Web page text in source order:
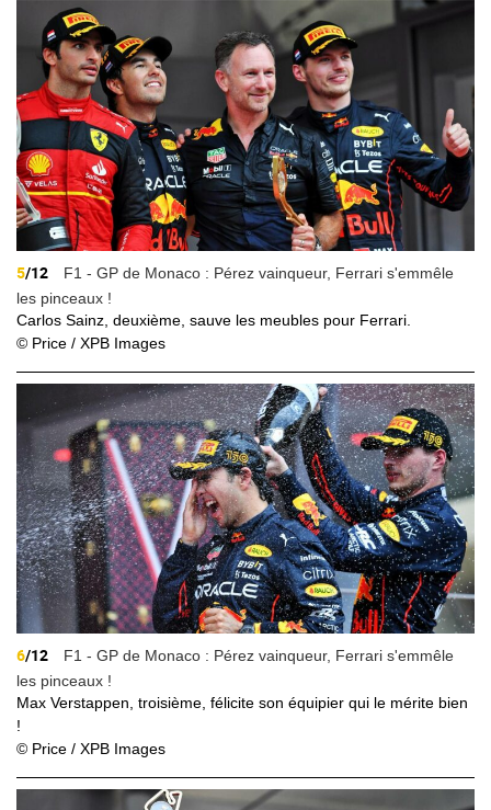
5/12
F1 - GP de Monaco : Pérez vainqueur, Ferrari s'emmêle
les pinceaux !
Carlos Sainz, deuxième, sauve les meubles pour Ferrari.
© Price / XPB Images
6/12
F1 - GP de Monaco : Pérez vainqueur, Ferrari s'emmêle
les pinceaux !
Max Verstappen, troisième, félicite son équipier qui le mérite bien
!
© Price / XPB Images